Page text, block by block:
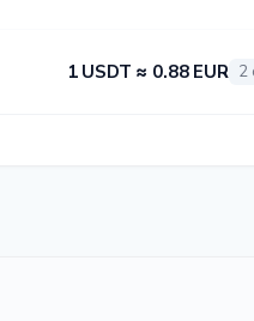
1 USDT ≈ 0.88 EUR 2